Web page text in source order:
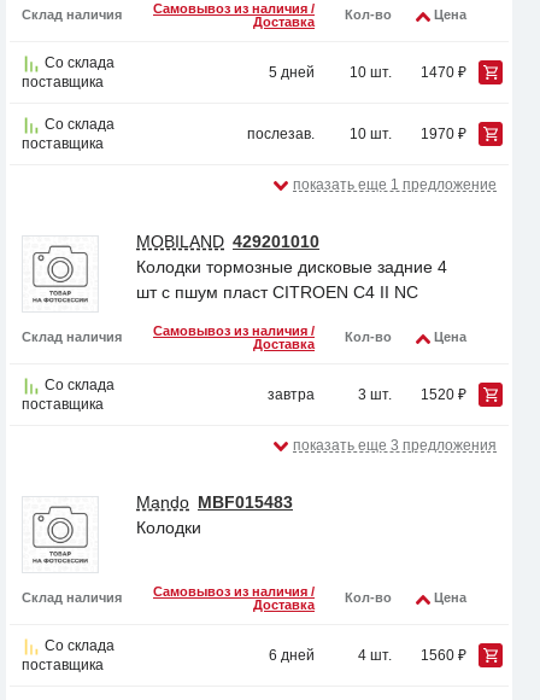
Склад наличия
Самовывоз из наличия /
Доставка
Кол-во Цена
Со склада
поставщика
5 дней 10 шт. 1470 ₽
Со склада
поставщика
послезав. 10 шт. 1970 ₽
показать еще 1 предложение
MOBILAND 429201010
Колодки тормозные дисковые задние 4
шт с пшум пласт CITROEN C4 II NC
Склад наличия
Самовывоз из наличия /
Доставка
Кол-во Цена
Со склада
поставщика
завтра 3 шт. 1520 ₽
показать еще 3 предложения
Mando MBF015483
Колодки
Склад наличия
Самовывоз из наличия /
Доставка
Кол-во Цена
Со склада
поставщика
6 дней 4 шт. 1560 ₽